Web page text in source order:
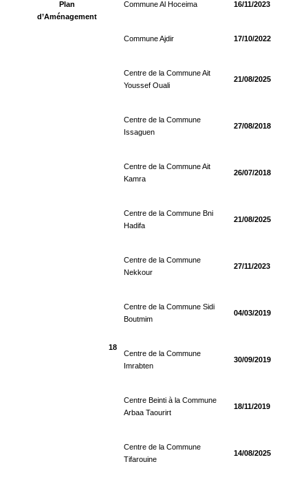
Plan
d’Aménagement
18
Commune Al Hoceima 16/11/2023
Commune Ajdir 17/10/2022
Centre de la Commune Ait
Youssef Ouali
21/08/2025
Centre de la Commune
Issaguen
27/08/2018
Centre de la Commune Ait
Kamra
26/07/2018
Centre de la Commune Bni
Hadifa
21/08/2025
Centre de la Commune
Nekkour
27/11/2023
Centre de la Commune Sidi
Boutmim
04/03/2019
Centre de la Commune
Imrabten
30/09/2019
Centre Beinti à la Commune
Arbaa Taourirt
18/11/2019
Centre de la Commune
Tifarouine
14/08/2025